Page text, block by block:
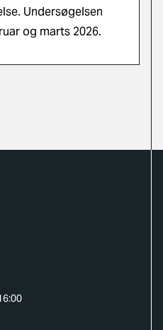
Undersøgelsen
og marts 2026.